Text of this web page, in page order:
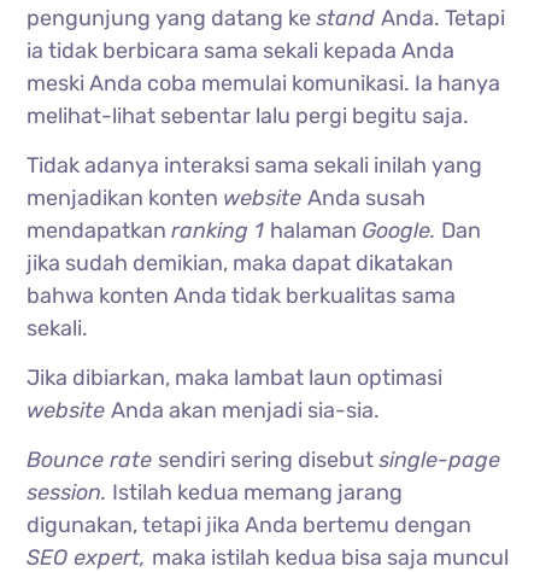
pengunjung yang datang kestandAnda. Tetapi
ia tidak berbicara sama sekali kepada Anda
meski Anda coba memulai komunikasi. Ia hanya
melihat-lihat sebentar lalu pergi begitu saja.
Tidak adanya interaksi sama sekali inilah yang
menjadikan konten websiteAnda susah
mendapatkanranking 1 halaman Google. Dan
jika sudah demikian, maka dapat dikatakan
bahwa konten Anda tidak berkualitas sama
sekali.
Jika dibiarkan, maka lambat laun optimasi
websiteAnda akan menjadi sia-sia.
Bounce rate sendiri sering disebutsingle-page
session. Istilah kedua memang jarang
digunakan, tetapi jika Anda bertemu dengan
SEO expert, maka istilah kedua bisa saja muncul